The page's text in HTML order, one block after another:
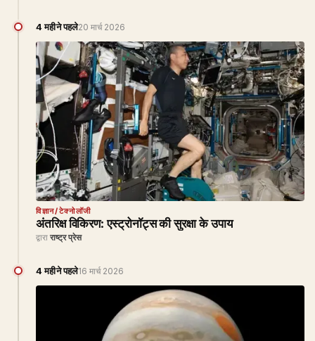
4 महीने पहले20 मार्च 2026
विज्ञान/टेक्नोलॉजी
अंतरिक्ष विकिरण: एस्ट्रोनॉट्स की सुरक्षा के उपाय
द्वारा राष्ट्र प्रेस
4 महीने पहले16 मार्च 2026